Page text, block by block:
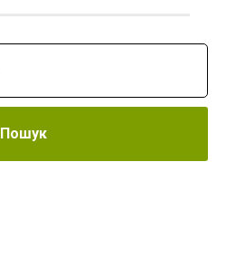
Пошук